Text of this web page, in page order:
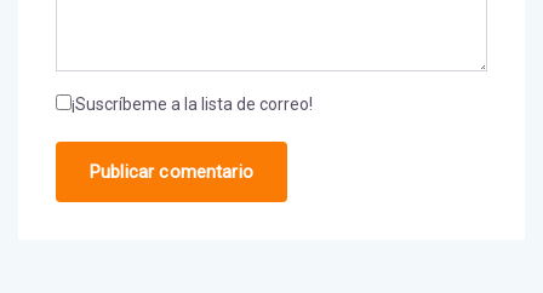
¡Suscríbeme a la lista de correo!